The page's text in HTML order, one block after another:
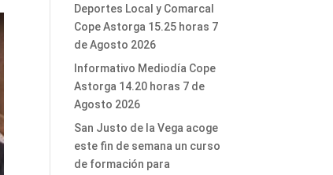
Deportes Local y Comarcal
Cope Astorga 15.25 horas 7
de Agosto 2026
Informativo Mediodía Cope
Astorga 14.20 horas 7 de
Agosto 2026
San Justo de la Vega acoge
este fin de semana un curso
de formación para